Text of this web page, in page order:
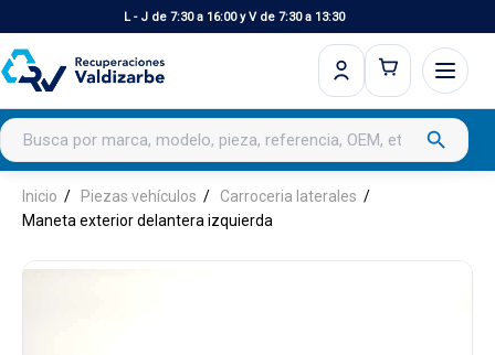
L - J de 7:30 a 16:00 y V de 7:30 a 13:30
Buscar productos search
Inicio Piezas vehículos
Carroceria laterales
Maneta exterior delantera izquierda